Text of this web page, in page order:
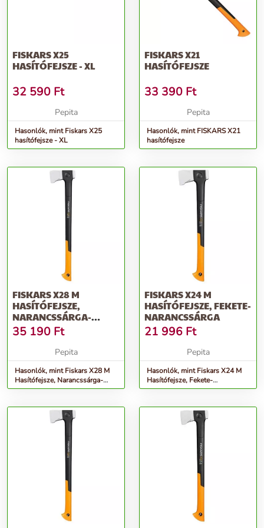
FISKARS X25
HASÍTÓFEJSZE - XL
32 590 Ft
Pepita
Hasonlók, mint Fiskars X25
hasítófejsze - XL
FISKARS X21
HASÍTÓFEJSZE
33 390 Ft
Pepita
Hasonlók, mint FISKARS X21
hasítófejsze
FISKARS X28 M
HASÍTÓFEJSZE,
NARANCSSÁRGA-
FEKETE
35 190 Ft
Pepita
Hasonlók, mint Fiskars X28 M
Hasítófejsze, Narancssárga-
Fekete
FISKARS X24 M
HASÍTÓFEJSZE, FEKETE-
NARANCSSÁRGA
21 996 Ft
Pepita
Hasonlók, mint Fiskars X24 M
Hasítófejsze, Fekete-
Narancssárga